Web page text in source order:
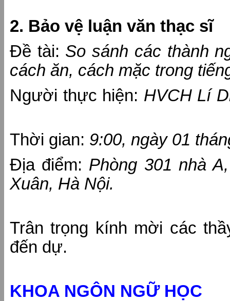
2. Bảo vệ luận văn thạc sĩ
Đề tài: So sánh các thành
cách ăn, cách mặc trong
Người thực hiện: HVCH Lí
Thời gian: 9:00, ngày 01
Địa điểm: Phòng 301 nhà
Xuân, Hà Nội.
Trân trọng kính mời các
đến dự.
KHOA NGÔN NGỮ HỌC